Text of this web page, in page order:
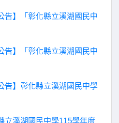
告】「彰化縣立溪湖國民中
告】「彰化縣立溪湖國民中
告】彰化縣立溪湖國民中學
立溪湖國民中學115學年度